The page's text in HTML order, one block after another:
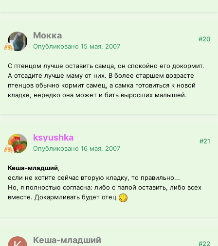
Мокка
Опубликовано 15 мая, 2007
#20
С птенцом лучше оставить самца, он спокойно его докормит.
А отсадите лучше маму от них. В более старшем возрасте
птенцов обычно кормит самец, а самка готовиться к новой
кладке, нередко она может и бить выросших малышей.
ksyushka
Опубликовано 16 мая, 2007
#21
Кеша-младший,
если не хотите сейчас вторую кладку, то правильно...
Но, я полностью согласна: либо с папой оставить, либо всех
вместе. Докармливать будет отец
Кеша-младший #22